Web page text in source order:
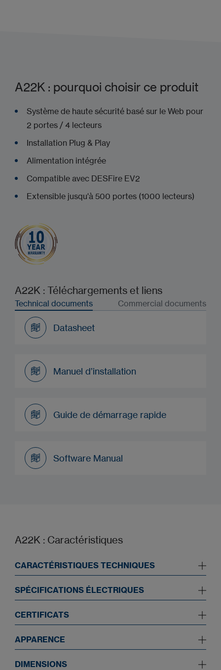
A22K : pourquoi choisir ce produit
Système de haute sécurité basé sur le Web pour
2 portes / 4 lecteurs
Installation Plug & Play
Alimentation intégrée
Compatible avec DESFire EV2
Extensible jusqu'à 500 portes (1000 lecteurs)
A22K : Téléchargements et liens
Technical documents Commercial documents
Datasheet
Manuel d’installation
Guide de démarrage rapide
Software Manual
A22K : Caractéristiques
CARACTÉRISTIQUES TECHNIQUES
SPÉCIFICATIONS ÉLECTRIQUES
CERTIFICATS
APPARENCE
DIMENSIONS